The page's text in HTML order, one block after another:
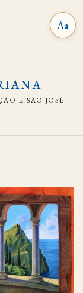
E SÃO JOSÉ
Aa